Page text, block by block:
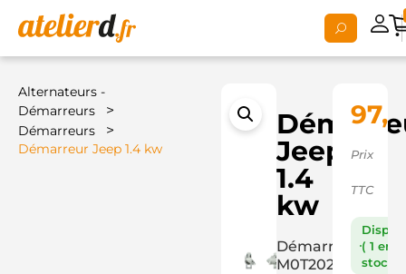
Alternateurs -
Démarreurs
>
Démarreurs >
Démarreur Jeep 1.4 kw
Jeep
1.4
kw
Démarreur
M0T20272+
Prix
TTC
( 1 en
stock )